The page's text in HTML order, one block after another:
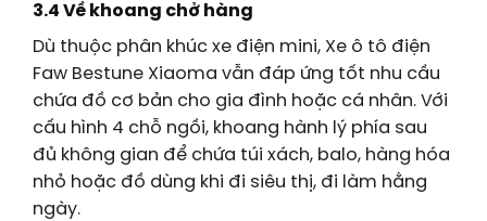
3.4 Về khoang chở hàng
Dù thuộc phân khúc xe điện mini, Xe ô tô điện
Faw Bestune Xiaoma vẫn đáp ứng tốt nhu cầu
chứa đồ cơ bản cho gia đình hoặc cá nhân. Với
cấu hình 4 chỗ ngồi, khoang hành lý phía sau
đủ không gian để chứa túi xách, balo, hàng hóa
nhỏ hoặc đồ dùng khi đi siêu thị, đi làm hằng
ngày.